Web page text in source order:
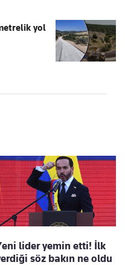
yol
lider yemin etti! İlk
söz bakın ne oldu